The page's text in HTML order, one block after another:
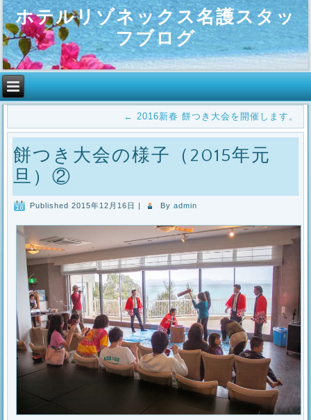
ホテルリゾネックス名護スタッ
フブログ
← 2016新春 餅つき大会を開催します。
餅つき大会の様子（2015年元
旦）②
Published 2015年12月16日 By admin